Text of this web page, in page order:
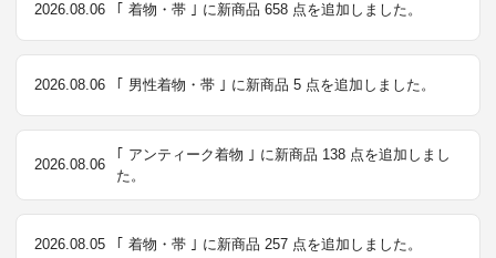
2026.08.06 ｢ 着物・帯 ｣ に新商品 658 点を追加しました。
2026.08.06 ｢ 男性着物・帯 ｣ に新商品 5 点を追加しました。
2026.08.06
｢ アンティーク着物 ｣ に新商品 138 点を追加しまし
た。
2026.08.05 ｢ 着物・帯 ｣ に新商品 257 点を追加しました。